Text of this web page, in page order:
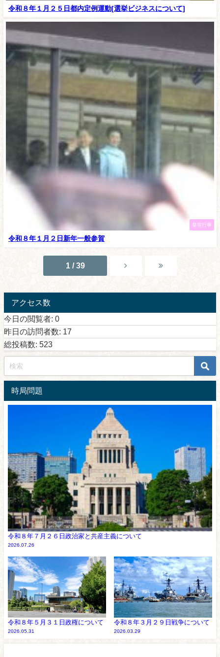
令和８年１月２５日都内定例運動[選挙ビジネスについて]
皇室行事
令和８年１月２日新年一般参賀
1 / 39
アクセス数
今日の閲覧者: 0
昨日の訪問者数: 17
総投稿数: 523
時局問題
令和８年７月２６日政治家と共産主義について
2026.07.26
令和８年５月３１日政権について
2026.05.31
令和８年３月２９日戦争について
2026.03.29